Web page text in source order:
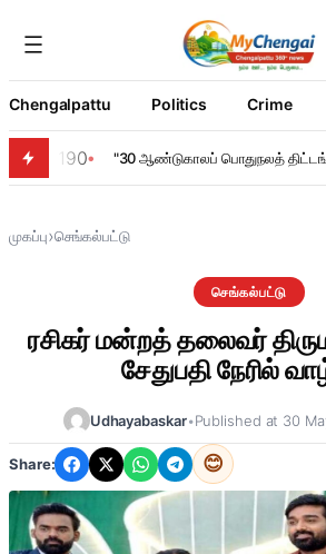
Chengalpattu Politics Crime
190 "30 ஆண்டுகாலப் பொதுநலத்
முகப்பு›செங்கல்பட்டு
செங்கல்பட்டு
ரசிகர் மன்றத் தலைவர்
சேதுபதி நேரில்
Udhayabaskar•Published at 30
Share: 😊